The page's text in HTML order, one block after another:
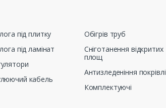
під плитку
під ламінат
кабель
Обігрів труб
Сніготанення відкритих
площ
Антизледеніння покрівлі
Комплектуючі